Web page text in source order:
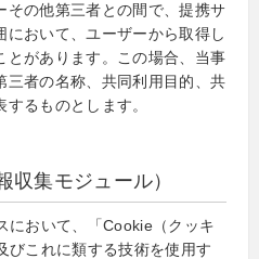
その他第三者との間で、提携サ
において、ユーザーから取得し
とがあります。この場合、当事
三者の名称、共同利用目的、共
るものとします。
収集モジュール）
において、「Cookie（クッキ
びこれに類する技術を使用す